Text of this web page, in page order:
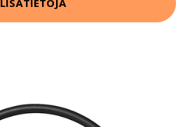
LISÄTIETOJA